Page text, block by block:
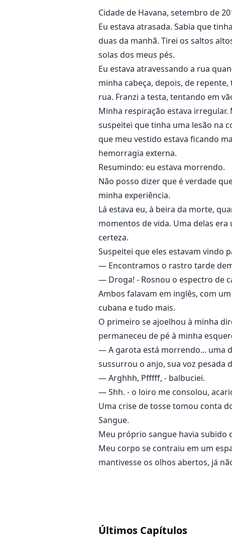
Cidade de Havana, setembro de
Eu estava atrasada. Sabia que
duas da manhã. Tirei os saltos
solas dos meus pés.
Eu estava atravessando a rua
minha cabeça, depois, de
rua. Franzi a testa, tentando em
Minha respiração estava
suspeitei que tinha uma lesão na
que meu vestido estava ficando
hemorragia externa.
Resumindo: eu estava morrendo.
Não posso dizer que é verdade
minha experiência.
Lá estava eu, à beira da morte,
momentos de vida. Uma delas
certeza.
Suspeitei que eles estavam vindo
— Encontramos o rastro tarde
— Droga! - Rosnou o espectro de
Ambos falavam em inglês, com
cubana e tudo mais.
O primeiro se ajoelhou à minha
permaneceu de pé à minha
— A garota está morrendo... uma
sussurrou o anjo, sua voz pesada
— Arghhh, Pfffff, - balbuciei.
— Shh. - o loiro me consolou,
Uma crise de tosse tomou conta
Sangue.
Meu próprio sangue havia subido
Meu corpo se contraiu em um
mantivesse os olhos abertos, já
Últimos Capítulos